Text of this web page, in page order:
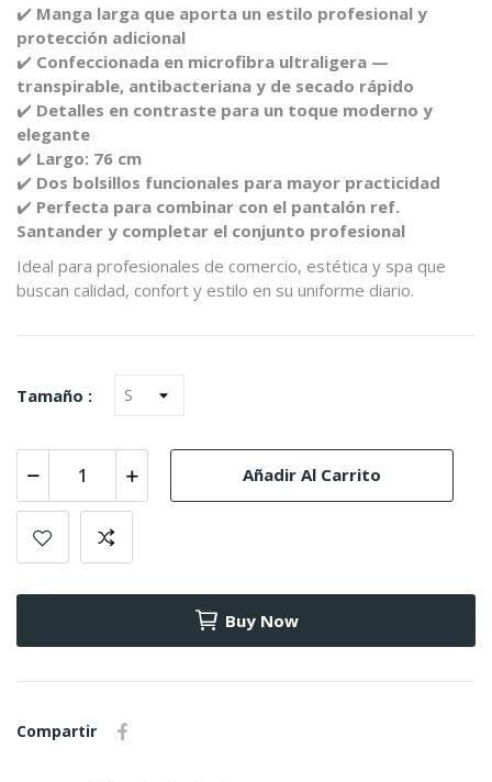
✔️ Manga larga que aporta un estilo profesional y
protección adicional
✔️ Confeccionada en microfibra ultraligera —
transpirable, antibacteriana y de secado rápido
✔️ Detalles en contraste para un toque moderno y
elegante
✔️ Largo: 76 cm
✔️ Dos bolsillos funcionales para mayor practicidad
✔️ Perfecta para combinar con el pantalón ref.
Santander y completar el conjunto profesional
Ideal para profesionales de comercio, estética y spa que
buscan calidad, confort y estilo en su uniforme diario.
Tamaño :
Añadir Al Carrito
Buy Now
Compartir